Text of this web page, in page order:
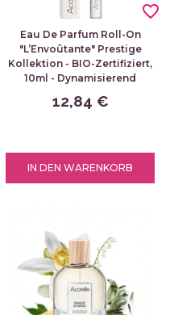
Eau De Parfum Roll-On
"L’Envoûtante" Prestige
Kollektion - BIO-Zertifiziert,
10ml - Dynamisierend
12,84 €
IN DEN WARENKORB
favorite_border